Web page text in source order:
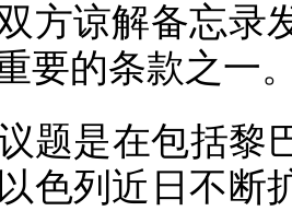
方谅解备忘录
要的条款之一
题是在包括黎
色列近日不断